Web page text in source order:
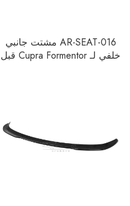
AR-SEAT-016 مشتت جانبي
خلفي لـ Cupra Formentor قبل